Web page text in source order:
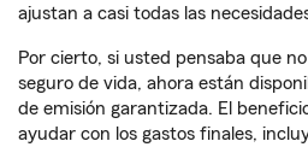
ajustan a casi todas las
Por cierto, si usted pensaba que
seguro de vida, ahora están
de emisión garantizada. El
ayudar con los gastos finales,